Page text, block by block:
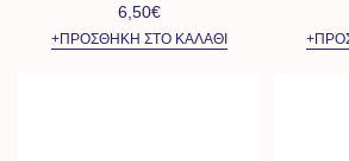
6,50€
+ΠΡΟΣΘΉΚΗ ΣΤΟ ΚΑΛΆΘΙ